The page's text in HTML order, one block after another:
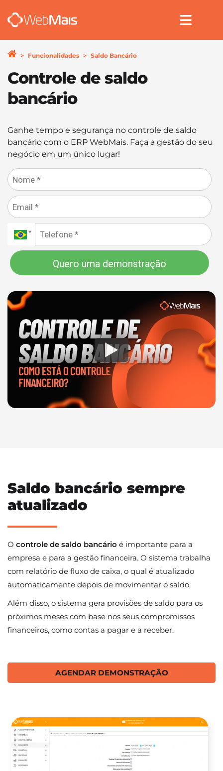
Funcionalidades Saldo Bancário
Controle de saldo
bancário
Ganhe tempo e segurança no controle de saldo
bancário com o ERP WebMais. Faça a gestão do seu
negócio em um único lugar!
Quero uma demonstração
Saldo bancário sempre
atualizado
O controle de saldo bancário é importante para a
empresa e para a gestão financeira. O sistema trabalha
com relatório de fluxo de caixa, o qual é atualizado
automaticamente depois de movimentar o saldo.
Além disso, o sistema gera provisões de saldo para os
próximos meses com base nos seus compromissos
financeiros, como contas a pagar e a receber.
AGENDAR DEMONSTRAÇÃO